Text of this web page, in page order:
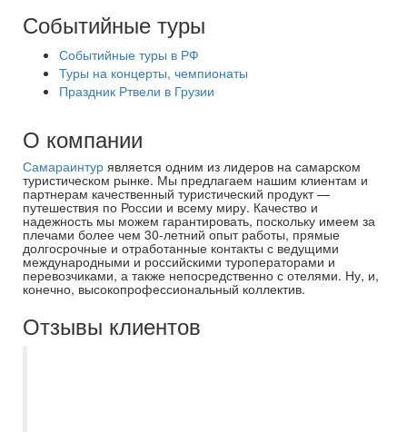
Событийные туры
Событийные туры в РФ
Туры на концерты, чемпионаты
Праздник Ртвели в Грузии
О компании
Самараинтур является одним из лидеров на самарском
туристическом рынке. Мы предлагаем нашим клиентам и
партнерам качественный туристический продукт —
путешествия по России и всему миру. Качество и
надежность мы можем гарантировать, поскольку имеем за
плечами более чем 30-летний опыт работы, прямые
долгосрочные и отработанные контакты с ведущими
международными и российскими туроператорами и
перевозчиками, а также непосредственно с отелями. Ну, и,
конечно, высокопрофессиональный коллектив.
Отзывы клиентов